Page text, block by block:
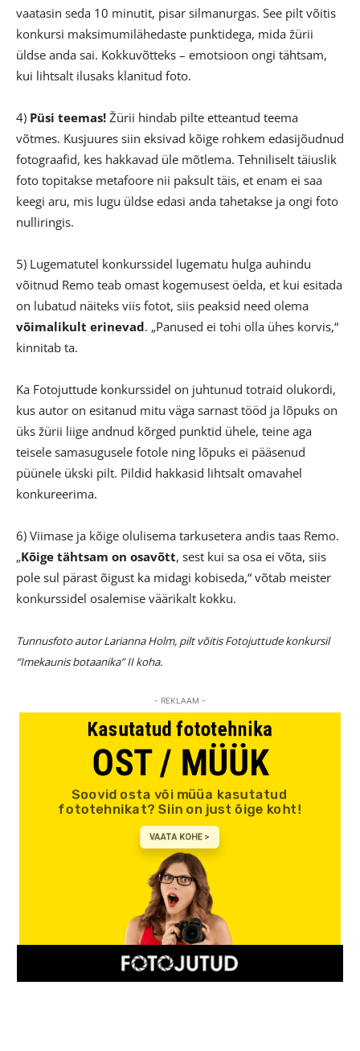
vaatasin seda 10 minutit, pisar silmanurgas. See pilt võitis
konkursi maksimumilähedaste punktidega, mida žürii
üldse anda sai. Kokkuvõtteks – emotsioon ongi tähtsam,
kui lihtsalt ilusaks klanitud foto.
4) Püsi teemas! Žürii hindab pilte etteantud teema
võtmes. Kusjuures siin eksivad kõige rohkem edasijõudnud
fotograafid, kes hakkavad üle mõtlema. Tehniliselt täiuslik
foto topitakse metafoore nii paksult täis, et enam ei saa
keegi aru, mis lugu üldse edasi anda tahetakse ja ongi foto
nulliringis.
5) Lugematutel konkurssidel lugematu hulga auhindu
võitnud Remo teab omast kogemusest öelda, et kui esitada
on lubatud näiteks viis fotot, siis peaksid need olema
võimalikult erinevad. „Panused ei tohi olla ühes korvis,“
kinnitab ta.
Ka Fotojuttude konkurssidel on juhtunud totraid olukordi,
kus autor on esitanud mitu väga sarnast tööd ja lõpuks on
üks žürii liige andnud kõrged punktid ühele, teine aga
teisele samasugusele fotole ning lõpuks ei pääsenud
püünele ükski pilt. Pildid hakkasid lihtsalt omavahel
konkureerima.
6) Viimase ja kõige olulisema tarkusetera andis taas Remo.
„Kõige tähtsam on osavõtt, sest kui sa osa ei võta, siis
pole sul pärast õigust ka midagi kobiseda,“ võtab meister
konkurssidel osalemise väärikalt kokku.
Tunnusfoto autor Larianna Holm, pilt võitis Fotojuttude konkursil
“Imekaunis botaanika” II koha.
- REKLAAM -